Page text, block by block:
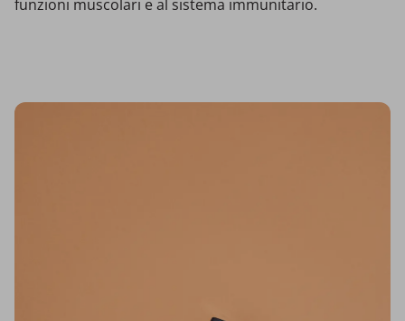
funzioni muscolari e al sistema immunitario.